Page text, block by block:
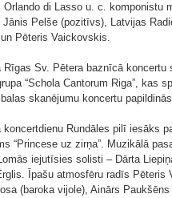
Orlando di Lasso u. c. komponistu
Jānis Pelše (pozitīvs), Latvijas
Pēteris Vaickovskis.
Rīgas Sv. Pētera baznīcā
“Schola Cantorum Riga”, kas
skanējumu koncertu
koncertdienu Rundāles pilī iesāks
“Princese uz zirņa”. Muzikālā
iejutīsies solisti – Dārta
Īpašu atmosfēru radīs Pēteris
(baroka vijole), Ainārs